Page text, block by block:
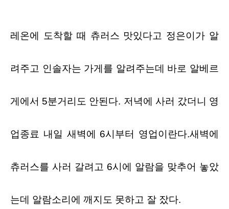
레온에 도착할 때 츄러스 맛있다고 정은이가 알
려주고 인솔자는 가게를 알려주는데 바로 알베르
게에서 5분거리도 안된다. 저녁에 사러 갔더니 영
업종료 내일 새벽에 6시부터 영업이란다.새벽에
츄러스를 사러 갈려고 6시에 알람을 맞추어 놓았
는데 알람소리에 깨지도 못하고 잘 잤다.